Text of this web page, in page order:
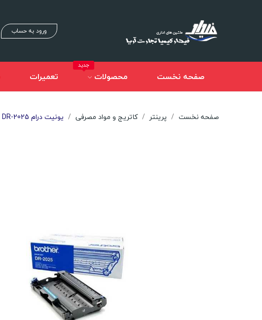
ورود به حساب
صفحه نخست محصولات
جدید
تعمیرات
صفحه نخست پرینتر کاتریج و مواد مصرفی یونیت درام Brother DR-2025